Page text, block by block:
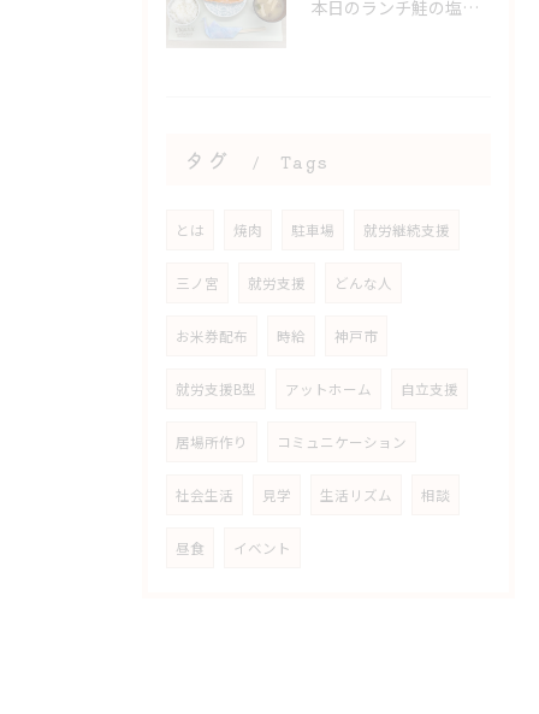
本日のランチ鮭の塩焼き
タグ Tags
とは 焼肉 駐車場 就労継続支援
三ノ宮 就労支援 どんな人
お米券配布 時給 神戸市
就労支援B型 アットホーム 自立支援
居場所作り コミュニケーション
社会生活 見学 生活リズム 相談
昼食 イベント